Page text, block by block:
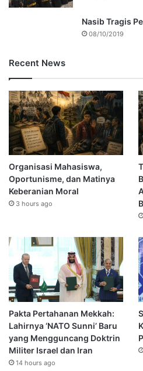
Nasib Tragis
08/10/2019
Recent News
Organisasi Mahasiswa,
Oportunisme, dan Matinya
Keberanian Moral
3 hours ago
Pakta Pertahanan Mekkah:
Lahirnya ‘NATO Sunni’ Baru
yang Mengguncang Doktrin
Militer Israel dan Iran
14 hours ago